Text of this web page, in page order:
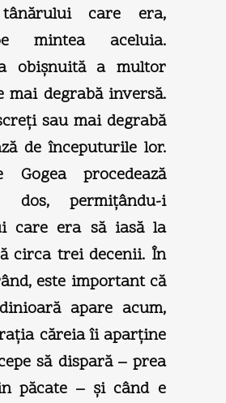
care era,
mintea aceluia.
obişnuită a multor
mai degrabă inversă.
sau mai degrabă
de începuturile lor.
Gogea procedează
dos, permiţându-i
care era să iasă la
circa trei decenii. În
este important că
apare acum,
căreia îi aparţine
să dispară – prea
păcate – şi când e